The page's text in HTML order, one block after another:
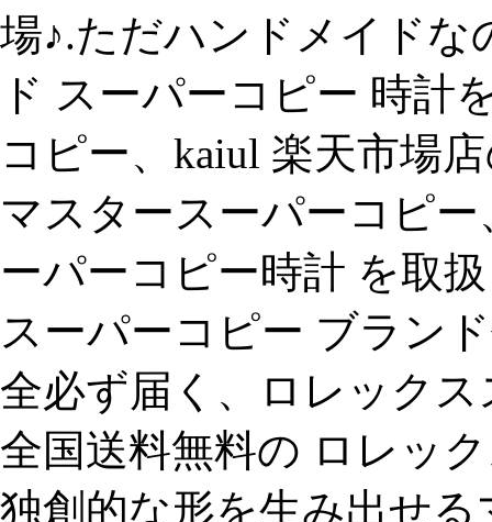
場♪.ただハンドメイドな
ド スーパーコピー 時計
コピー、kaiul 楽天市場
マスタースーパーコピ
ーパーコピー時計 を取
スーパーコピー ブラン
全必ず届く、ロレック
全国送料無料の ロレッ
独創的な形を生み出せ